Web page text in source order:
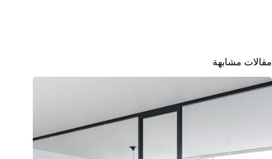
مقالات مشابهة